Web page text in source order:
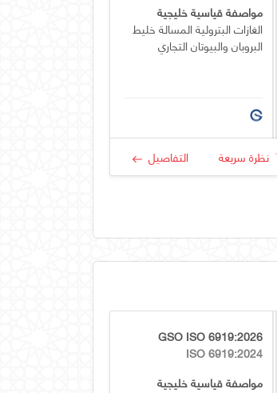
مواصفة قياسية خليجية
الغازات البترولية المسالة خليط
البروبان والبيوتان التجاري
نظرة سريعة التفاصيل
GSO ISO 6919:2026
ISO 6919:2024
مواصفة قياسية خليجية